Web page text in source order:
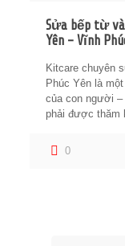
Sửa bếp từ
Yên – Vĩnh
Kitcare chuyên
Phúc Yên là
của con người –
phải được thăm
0